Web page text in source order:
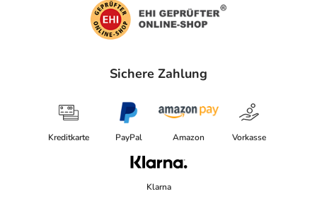
Sichere Zahlung
Kreditkarte PayPal Amazon Vorkasse
Klarna